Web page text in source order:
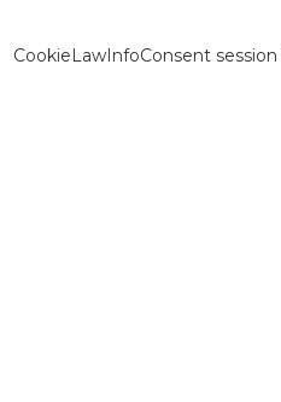
CookieLawInfoConsent session